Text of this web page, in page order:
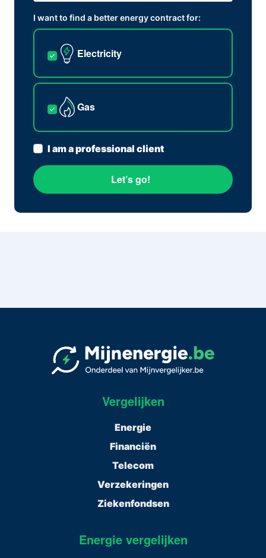
I want to find a better energy contract for:
Electricity
Gas
I am a professional client
Let’s go!
Vergelijken
Energie
Financiën
Telecom
Verzekeringen
Ziekenfondsen
Energie vergelijken